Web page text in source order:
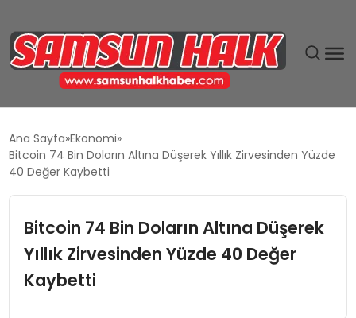
EĞITIM
GÜNDEM
MAGAZIN
Ana Sayfa Ekonomi
Bitcoin 74 Bin Doların Altına Düşerek Yıllık Zirvesinden Yüzde
40 Değer Kaybetti
Bitcoin 74 Bin Doların Altına Düşerek
Yıllık Zirvesinden Yüzde 40 Değer
Kaybetti